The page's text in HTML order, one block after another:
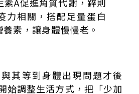
力相關，搭配足量蛋白
素，讓身體慢慢老。
其等到身體出現問題才後
始調整生活方式，把「少加